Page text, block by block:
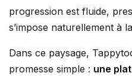
progression est fluide,
s’impose naturellement à
Dans ce paysage,
promesse simple : une